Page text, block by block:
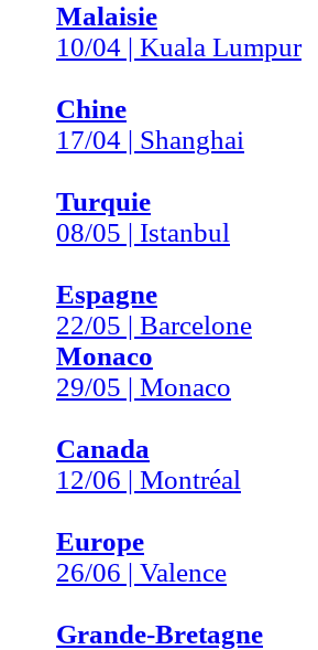
Malaisie
10/04 | Kuala Lumpur
Chine
17/04 | Shanghai
Turquie
08/05 | Istanbul
Espagne
22/05 | Barcelone
Monaco
29/05 | Monaco
Canada
12/06 | Montréal
Europe
26/06 | Valence
Grande-Bretagne